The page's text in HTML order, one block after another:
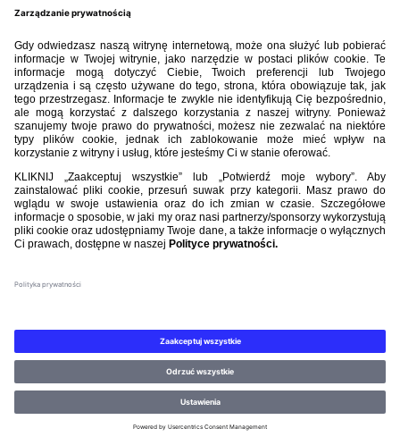
Nasi partnerzy
©PZPN WSZELKIE PRAWA ZASTRZEŻONE.REGULAMIN.